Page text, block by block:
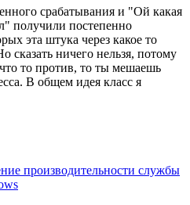
срабатывания и "Ой какая
получили постепенно
эта штука через какое то
сказать ничего нельзя, потому
то против, то ты мешаешь
В общем идея класс я
производительности службы